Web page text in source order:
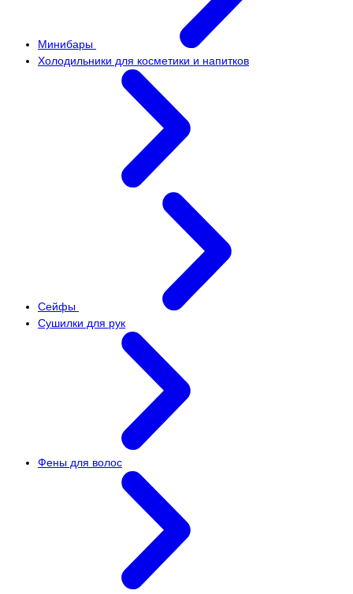
Минибары
Холодильники для косметики и напитков
Сейфы
Сушилки для рук
Фены для волос